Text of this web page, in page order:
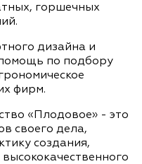
горшечных
дизайна и
по подбору
фирм.
«Плодовое» - это
своего дела,
создания,